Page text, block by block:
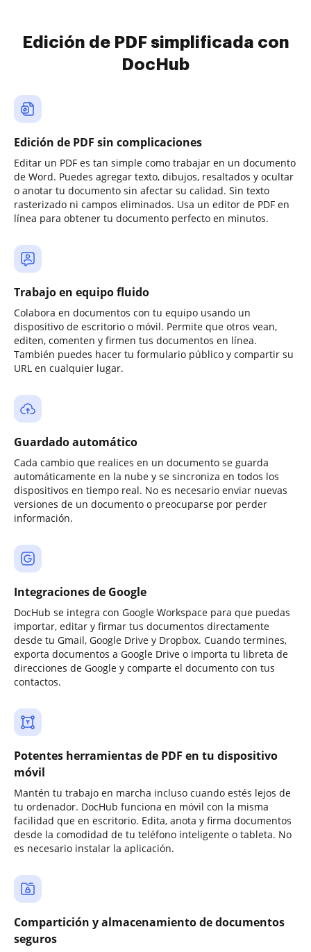
Edición de PDF simplificada con
DocHub
Edición de PDF sin complicaciones
Editar un PDF es tan simple como trabajar en un documento
de Word. Puedes agregar texto, dibujos, resaltados y ocultar
o anotar tu documento sin afectar su calidad. Sin texto
rasterizado ni campos eliminados. Usa un editor de PDF en
línea para obtener tu documento perfecto en minutos.
Trabajo en equipo fluido
Colabora en documentos con tu equipo usando un
dispositivo de escritorio o móvil. Permite que otros vean,
editen, comenten y firmen tus documentos en línea.
También puedes hacer tu formulario público y compartir su
URL en cualquier lugar.
Guardado automático
Cada cambio que realices en un documento se guarda
automáticamente en la nube y se sincroniza en todos los
dispositivos en tiempo real. No es necesario enviar nuevas
versiones de un documento o preocuparse por perder
información.
Integraciones de Google
DocHub se integra con Google Workspace para que puedas
importar, editar y firmar tus documentos directamente
desde tu Gmail, Google Drive y Dropbox. Cuando termines,
exporta documentos a Google Drive o importa tu libreta de
direcciones de Google y comparte el documento con tus
contactos.
Potentes herramientas de PDF en tu dispositivo
móvil
Mantén tu trabajo en marcha incluso cuando estés lejos de
tu ordenador. DocHub funciona en móvil con la misma
facilidad que en escritorio. Edita, anota y firma documentos
desde la comodidad de tu teléfono inteligente o tableta. No
es necesario instalar la aplicación.
Compartición y almacenamiento de documentos
seguros